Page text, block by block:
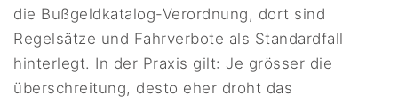
die Bußgeldkatalog-Verordnung, dort sind
Regelsätze und Fahrverbote als Standardfall
hinterlegt. In der Praxis gilt: Je grösser die
überschreitung, desto eher droht das